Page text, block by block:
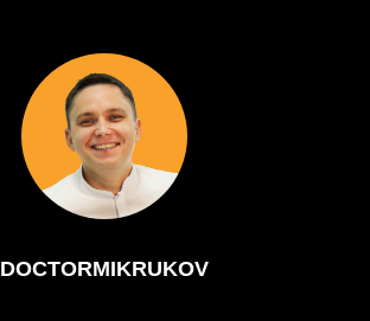
DOCTORMIKRUKOV